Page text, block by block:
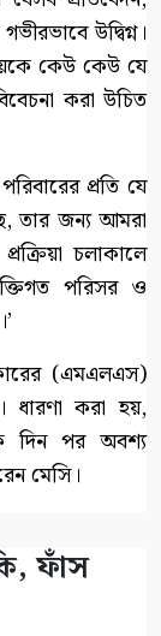
উদ্বিগ্ন।
কেউ কেউ যে
করা উচিত
প্রতি যে
তার জন্য আমরা
চলাকালে
পরিসর ও
(এমএলএস)
ধারণা করা হয়,
দিন পর অবশ্য
মেসি।
ফাঁস